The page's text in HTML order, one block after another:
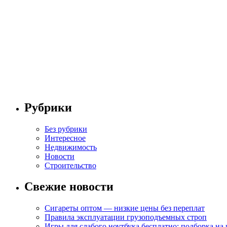
Рубрики
Без рубрики
Интересное
Недвижимость
Новости
Строительство
Свежие новости
Сигареты оптом — низкие цены без переплат
Правила эксплуатации грузоподъемных строп